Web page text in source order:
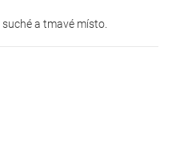
a tmavé místo.